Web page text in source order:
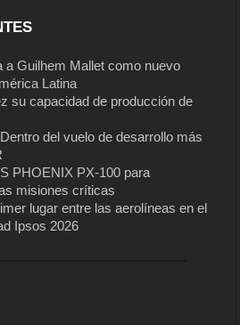
a Guilhem Mallet como nuevo
Latina
su capacidad de producción de
del vuelo de desarrollo más
PHOENIX PX-100 para
misiones críticas
lugar entre las aerolíneas en el
Ipsos 2026